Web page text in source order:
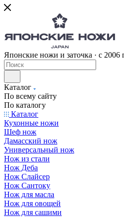
Японские ножи и заточка · с 2006
Каталог
По всему сайту
По каталогу
Каталог
Кухонные ножи
Шеф нож
Дамасский нож
Универсальный нож
Нож из стали
Нож Деба
Нож Слайсер
Нож Сантоку
Нож для масла
Нож для овощей
Нож для сашими